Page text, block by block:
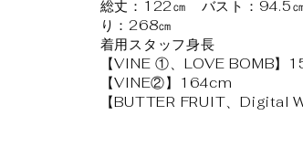
総丈：122㎝ バスト：94.5
り：268㎝
着用スタッフ身長
【VINE ①、LOVE BOMB】
【VINE②】164cm
【BUTTER FRUIT、Digital